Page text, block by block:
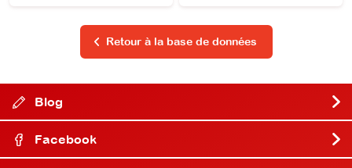
Retour à la base de données
Blog
Facebook